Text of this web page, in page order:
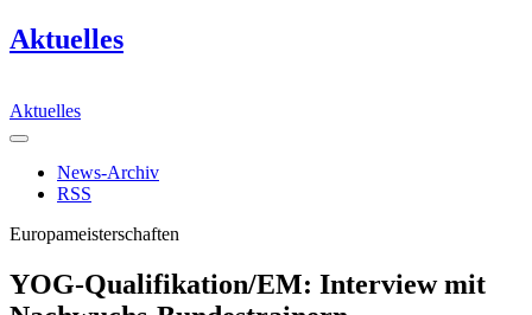
Aktuelles
Aktuelles
News-Archiv
RSS
Europameisterschaften
YOG-Qualifikation/EM: Interview mit